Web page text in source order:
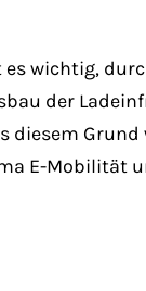
wichtig,
der
diesem
E-Mobilität